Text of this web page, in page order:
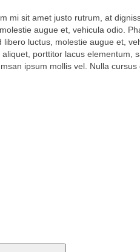
mi sit amet justo rutrum, at
augue et, vehicula odio.
luctus, molestie augue et,
porttitor lacus
ipsum mollis vel. Nulla